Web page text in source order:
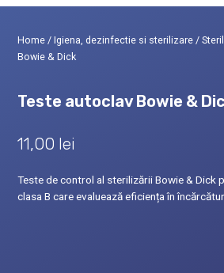
Home /Igiena, dezinfectie si sterilizare /
Bowie & Dick
Teste autoclav Bowie &
11,00 lei
Teste de control al sterilizării Bowie & Dick
clasa B care evaluează eficiența în